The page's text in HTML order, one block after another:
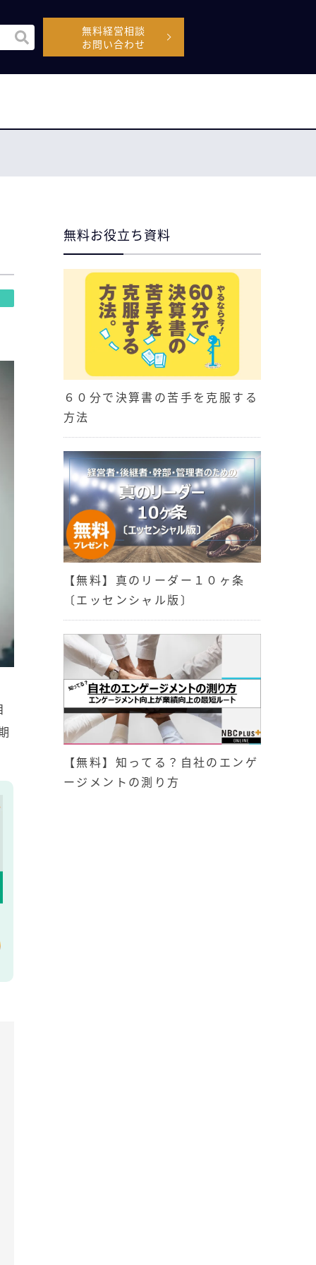
能付きの検索フィールドです。
ので、候補はありません。
無料経営相談
お問い合わせ
無料お役立ち資料
６０分で決算書の苦手を克服する
方法
【無料】真のリーダー１０ヶ条
〔エッセンシャル版〕
【無料】知ってる？自社のエンゲ
ージメントの測り方